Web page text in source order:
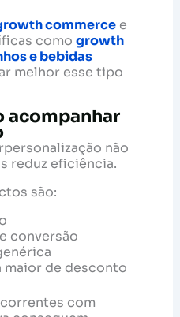
commercee
como growth
e bebidas
melhor esse tipo
acompanhar
não
reduz eficiência.
são:
conversão
maior de desconto
com